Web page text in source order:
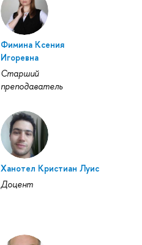
Фимина Ксения
Игоревна
Старший
преподаватель
Ханотел Кристиан Луис
Доцент